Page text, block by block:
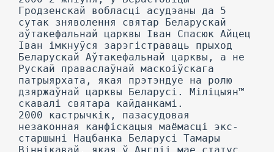
Гродзенскай вобласці асудэаны да 5
сутак зняволення святар Беларускай
аўтакефальнай царквы Іван Спасюк Айцец
Іван імкнуўся зарэгістраваць прыход
Беларускай Аўтакефальнай царквы, а не
Рускай праваслаўнай маскоіўскага
патрыярхата, якая прэтэндуе на ролю
дзяржаўнай царквы Беларусі. Міліцыян™
скавалі святара кайданкамі.
2000 кастрычкік, пазасудовая
незаконная канфіскацыя маёмасці экс-
старшыні Нацбанка Беларусі Тамары